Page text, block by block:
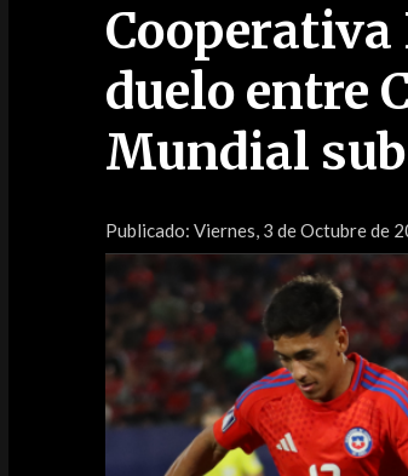
Cooperativa
duelo entre
Mundial
Publicado: Viernes, 3 de Octubre de